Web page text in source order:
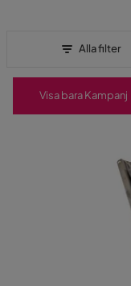
Alla filter
Visa bara Kampanj